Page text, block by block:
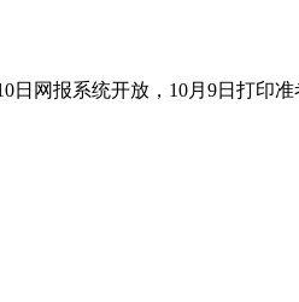
网报系统开放，10月9日打印